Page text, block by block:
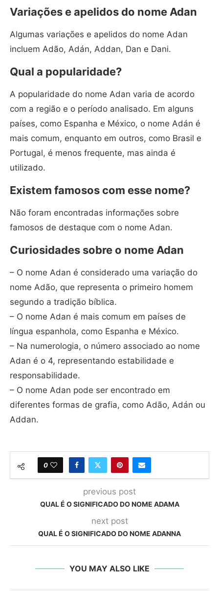
Variações e apelidos do nome Adan
Algumas variações e apelidos do nome Adan
incluem Adão, Adán, Addan, Dan e Dani.
Qual a popularidade?
A popularidade do nome Adan varia de acordo
com a região e o período analisado. Em alguns
países, como Espanha e México, o nome Adán é
mais comum, enquanto em outros, como Brasil e
Portugal, é menos frequente, mas ainda é
utilizado.
Existem famosos com esse nome?
Não foram encontradas informações sobre
famosos de destaque com o nome Adan.
Curiosidades sobre o nome Adan
– O nome Adan é considerado uma variação do
nome Adão, que representa o primeiro homem
segundo a tradição bíblica.
– O nome Adan é mais comum em países de
língua espanhola, como Espanha e México.
– Na numerologia, o número associado ao nome
Adan é o 4, representando estabilidade e
responsabilidade.
– O nome Adan pode ser encontrado em
diferentes formas de grafia, como Adão, Adán ou
Addan.
0
previous post
QUAL É O SIGNIFICADO DO NOME ADAMA
next post
QUAL É O SIGNIFICADO DO NOME ADANNA
YOU MAY ALSO LIKE